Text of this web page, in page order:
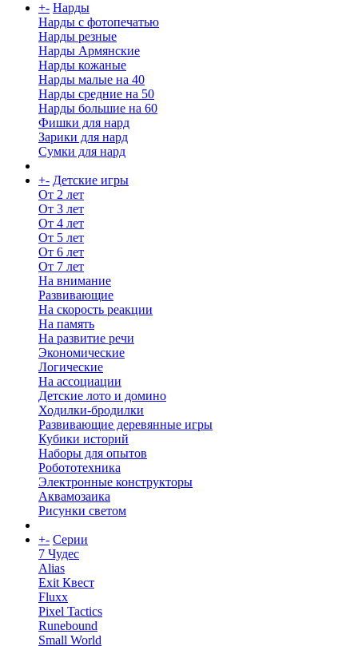
+- Нарды
Нарды с фотопечатью
Нарды резные
Нарды Армянские
Нарды кожаные
Нарды малые на 40
Нарды средние на 50
Нарды большие на 60
Фишки для нард
Зарики для нард
Сумки для нард
+- Детские игры
От 2 лет
От 3 лет
От 4 лет
От 5 лет
От 6 лет
От 7 лет
На внимание
Развивающие
На скорость реакции
На память
На развитие речи
Экономические
Логические
На ассоциации
Детские лото и домино
Ходилки-бродилки
Развивающие деревянные игры
Кубики историй
Наборы для опытов
Робототехника
Электронные конструкторы
Аквамозаика
Рисунки светом
+- Серии
7 Чудес
Alias
Exit Квест
Fluxx
Pixel Tactics
Runebound
Small World